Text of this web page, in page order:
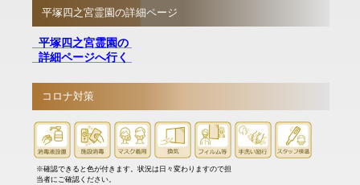
平塚四之宮霊園の詳細ページ
平塚四之宮霊園の
詳細ページへ行く
コロナ対策
※確認できると色が付きます。状況は日々変わりますので担
当者にご確認ください。